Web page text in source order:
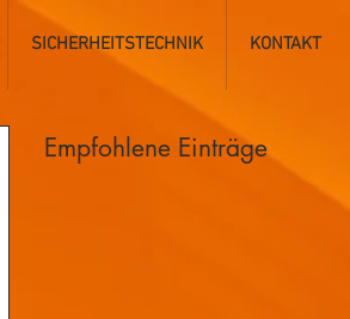
SICHERHEITSTECHNIK KONTAKT
Empfohlene Einträge